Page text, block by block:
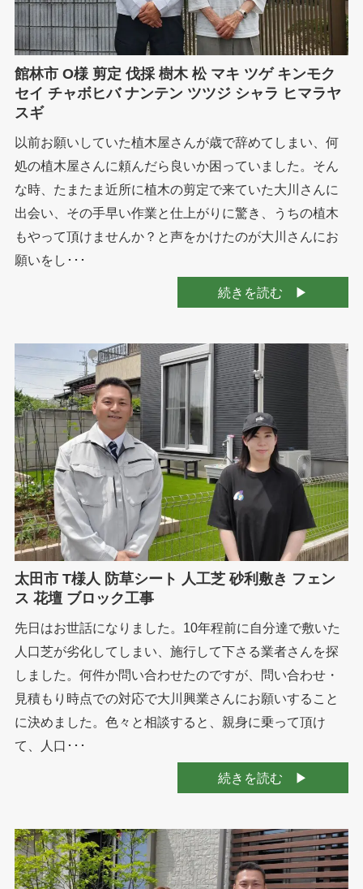
館林市 O様 剪定 伐採 樹木 松 マキ ツゲ キンモク
セイ チャボヒバ ナンテン ツツジ シャラ ヒマラヤ
スギ
以前お願いしていた植木屋さんが歳で辞めてしまい、何
処の植木屋さんに頼んだら良いか困っていました。そん
な時、たまたま近所に植木の剪定で来ていた大川さんに
出会い、その手早い作業と仕上がりに驚き、うちの植木
もやって頂けませんか？と声をかけたのが大川さんにお
願いをし･･･
続きを読む
太田市 T様人 防草シート 人工芝 砂利敷き フェン
ス 花壇 ブロック工事
先日はお世話になりました。10年程前に自分達で敷いた
人口芝が劣化してしまい、施行して下さる業者さんを探
しました。何件か問い合わせたのですが、問い合わせ・
見積もり時点での対応で大川興業さんにお願いすること
に決めました。色々と相談すると、親身に乗って頂け
て、人口･･･
続きを読む